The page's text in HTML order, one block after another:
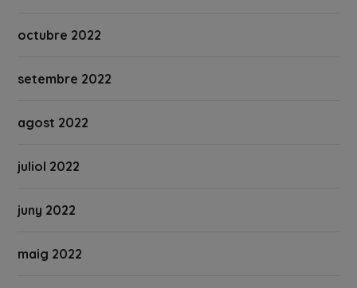
octubre 2022
setembre 2022
agost 2022
juliol 2022
juny 2022
maig 2022